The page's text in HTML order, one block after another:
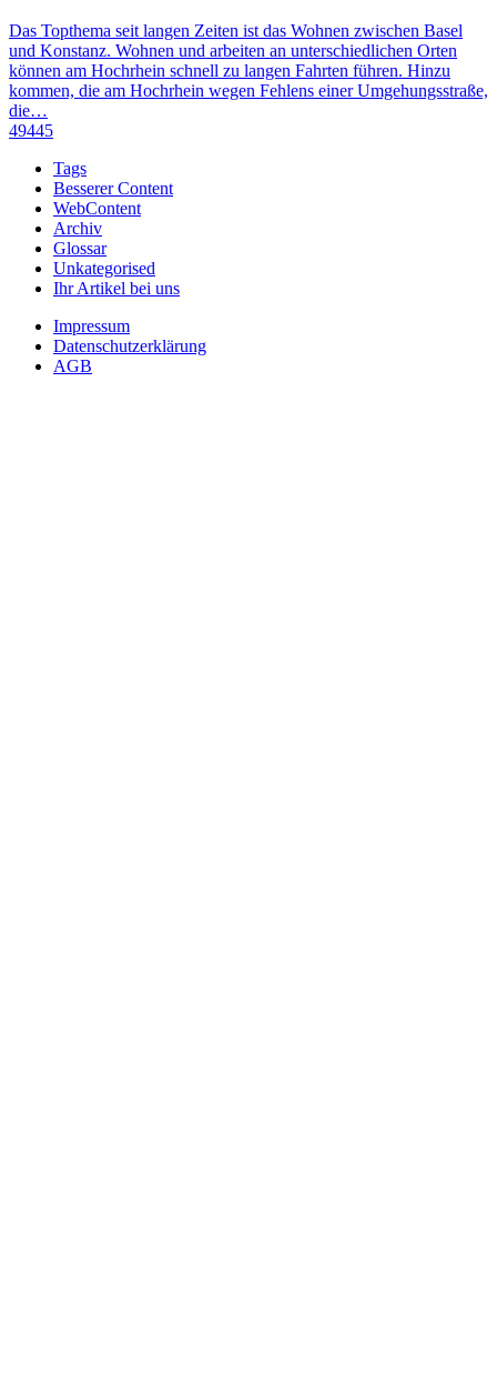
Das Topthema seit langen Zeiten ist das Wohnen zwischen Basel
und Konstanz. Wohnen und arbeiten an unterschiedlichen Orten
können am Hochrhein schnell zu langen Fahrten führen. Hinzu
kommen, die am Hochrhein wegen Fehlens einer Umgehungsstraße,
die…
49445
Tags
Besserer Content
WebContent
Archiv
Glossar
Unkategorised
Ihr Artikel bei uns
Impressum
Datenschutzerklärung
AGB